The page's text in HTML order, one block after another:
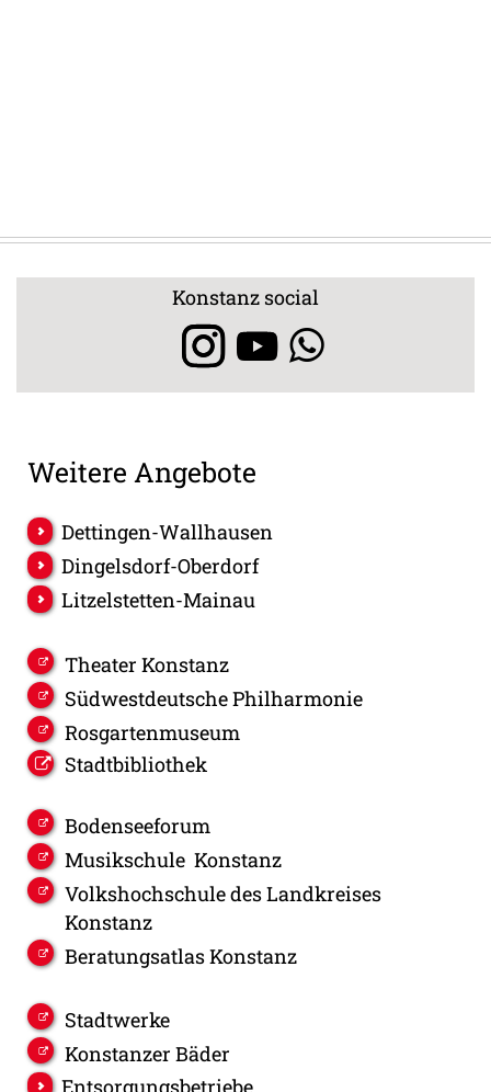
Konstanz social
Weitere Angebote
Dettingen-Wallhausen
Dingelsdorf-Oberdorf
Litzelstetten-Mainau
Theater Konstanz
Südwestdeutsche Philharmonie
Rosgartenmuseum
Stadtbibliothek
Bodenseeforum
Musikschule Konstanz
Volkshochschule des Landkreises
Konstanz
Beratungsatlas Konstanz
Stadtwerke
Konstanzer Bäder
Entsorgungsbetriebe